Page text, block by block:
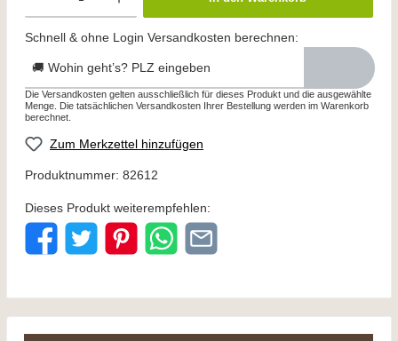
Schnell & ohne Login Versandkosten berechnen:
🚚 Wohin geht’s? PLZ eingeben
Die Versandkosten gelten ausschließlich für dieses Produkt und die ausgewählte
Menge. Die tatsächlichen Versandkosten Ihrer Bestellung werden im Warenkorb
berechnet.
Zum Merkzettel hinzufügen
Produktnummer: 82612
Dieses Produkt weiterempfehlen: